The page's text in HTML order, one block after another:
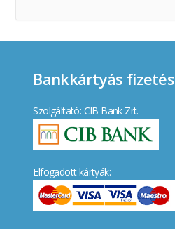
Bankkártyás fizetés
Szolgáltató: CIB Bank Zrt.
Elfogadott kártyák: